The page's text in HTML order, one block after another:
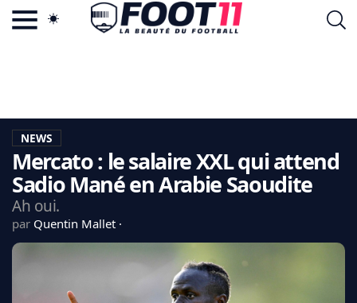
LA CHARTE
VIE PRIVÉE
CGU
CONTACTEZ-NOUS
NEWS
Mercato : le salaire XXL qui attend
Sadio Mané en Arabie Saoudite
Ah oui.
par Quentin Mallet